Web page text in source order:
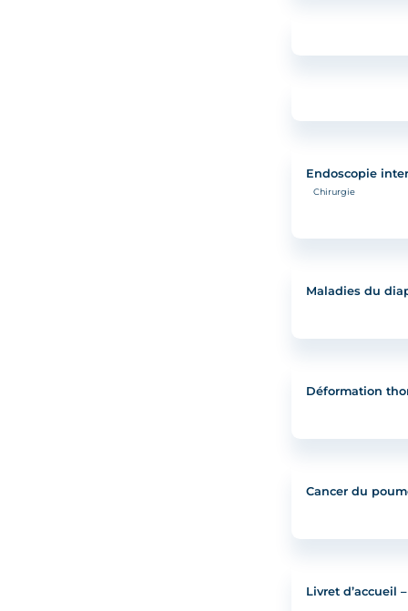
Endoscopie
Chirurgie
Maladies du
Déformation
Cancer du
Livret d’accueil